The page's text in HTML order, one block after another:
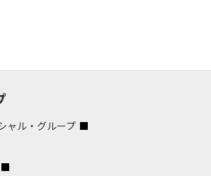
ャル・グループ